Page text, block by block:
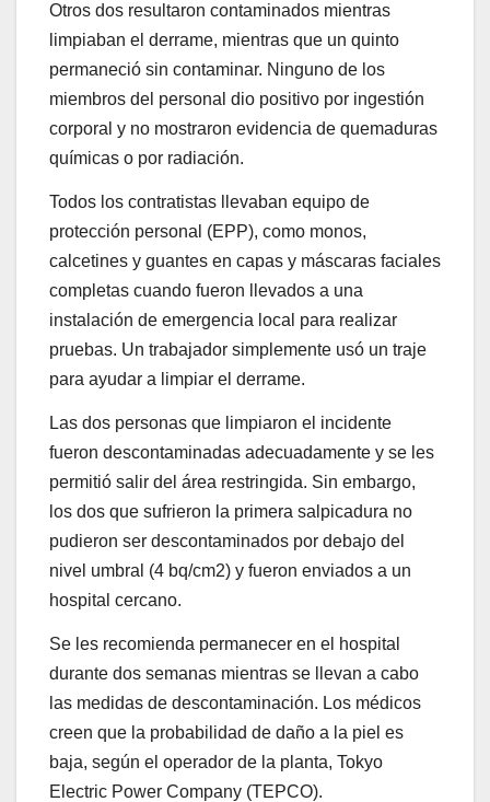
Otros dos resultaron contaminados mientras
limpiaban el derrame, mientras que un quinto
permaneció sin contaminar. Ninguno de los
miembros del personal dio positivo por ingestión
corporal y no mostraron evidencia de quemaduras
químicas o por radiación.
Todos los contratistas llevaban equipo de
protección personal (EPP), como monos,
calcetines y guantes en capas y máscaras faciales
completas cuando fueron llevados a una
instalación de emergencia local para realizar
pruebas. Un trabajador simplemente usó un traje
para ayudar a limpiar el derrame.
Las dos personas que limpiaron el incidente
fueron descontaminadas adecuadamente y se les
permitió salir del área restringida. Sin embargo,
los dos que sufrieron la primera salpicadura no
pudieron ser descontaminados por debajo del
nivel umbral (4 bq/cm2) y fueron enviados a un
hospital cercano.
Se les recomienda permanecer en el hospital
durante dos semanas mientras se llevan a cabo
las medidas de descontaminación. Los médicos
creen que la probabilidad de daño a la piel es
baja, según el operador de la planta, Tokyo
Electric Power Company (TEPCO).